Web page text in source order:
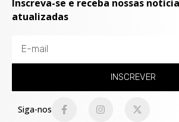
Inscreva-se e receba nossas
atualizadas
INSCREVER
Siga-nos